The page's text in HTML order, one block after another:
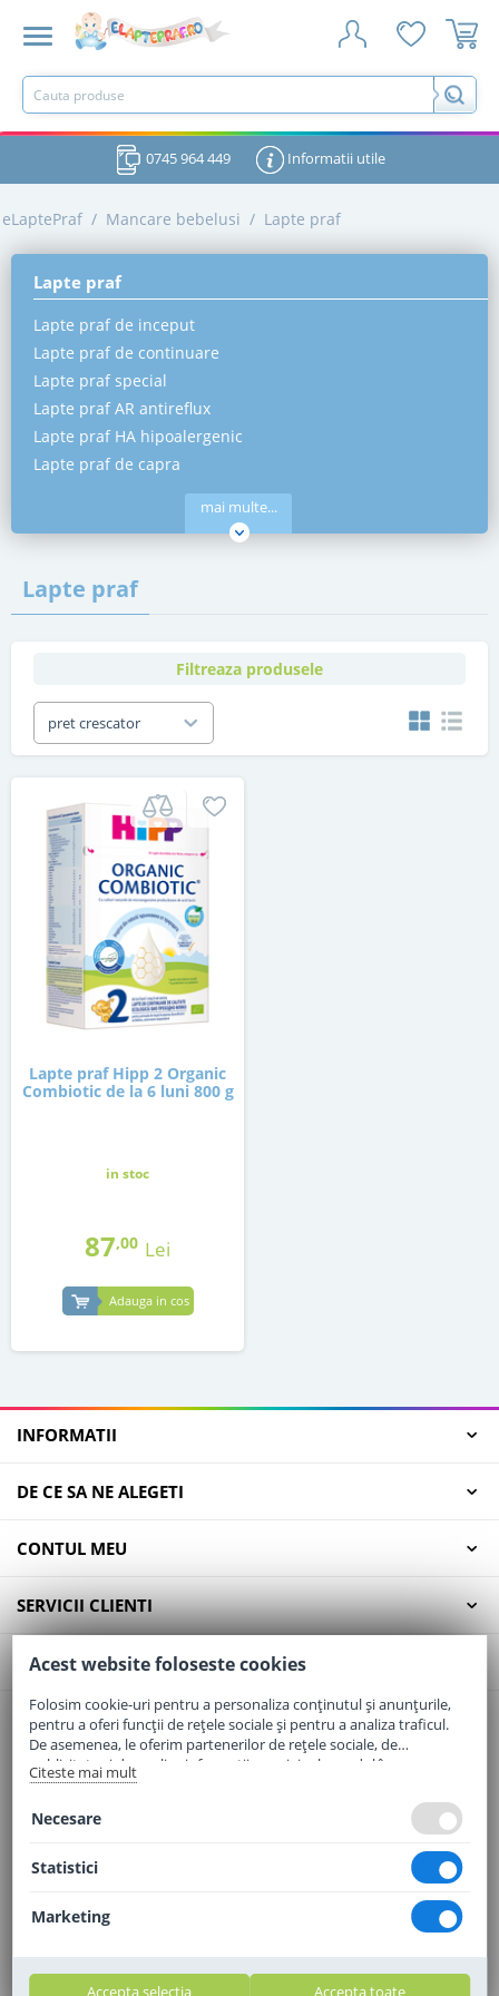
0745 964 449 Informatii utile
eLaptePraf / Mancare bebelusi / Lapte praf
Lapte praf
Lapte praf de inceput
Lapte praf de continuare
Lapte praf special
Lapte praf AR antireflux
Lapte praf HA hipoalergenic
Lapte praf de capra
mai multe...
Lapte praf
Filtreaza produsele
pret crescator
Lapte praf Hipp 2 Organic
Combiotic de la 6 luni 800 g
in stoc
87,00 Lei
Adauga in cos
INFORMATII
DE CE SA NE ALEGETI
CONTUL MEU
SERVICII CLIENTI
CONTACT
Email:office@elaptepraf.ro
Telefon:0745-964-449
Adresa:Sos. Borsului, Nr. 20, Oradea, Jud. Bihor
Acest website foloseste cookies
Folosim cookie-uri pentru a personaliza conținutul și anunțurile,
pentru a oferi funcții de rețele sociale și pentru a analiza traficul.
De asemenea, le oferim partenerilor de rețele sociale, de
publicitate și de analize informații cu privire la modul în care
folosiți site-ul nostru. Aceștia le pot combina cu alte informații
Citeste mai mult
Necesare
Statistici
Marketing
Accepta selectia Accepta toate